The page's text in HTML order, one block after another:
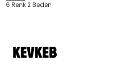
6 Renk 2 Beden